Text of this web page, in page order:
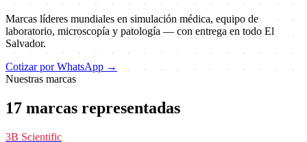
Marcas líderes mundiales en simulación médica, equipo de
laboratorio, microscopía y patología — con entrega en todo El
Salvador.
Cotizar por WhatsApp →
Nuestras marcas
17 marcas representadas
3B Scientific